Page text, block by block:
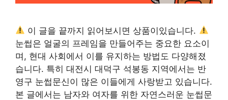
이 글을 끝까지 읽어보시면 상품이있습니다.
눈썹은 얼굴의 프레임을 만들어주는 중요한 요소이
며, 현대 사회에서 이를 유지하는 방법도 다양해졌
습니다. 특히 대전시 대덕구 석봉동 지역에서는 반
영구 눈썹문신이 많은 이들에게 사랑받고 있습니다.
본 글에서는 남자와 여자를 위한 자연스러운 눈썹문